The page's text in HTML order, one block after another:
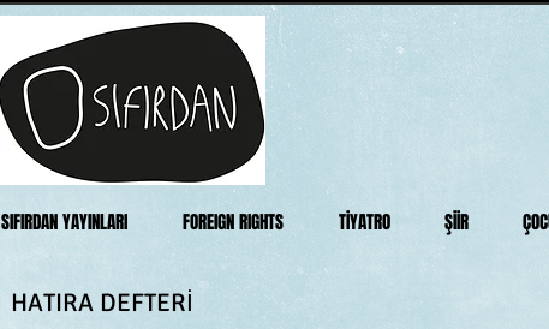
SIFIRDAN YAYINLARI FOREIGN RIGHTS TİYATRO ŞİİR
HATIRA DEFTERİ